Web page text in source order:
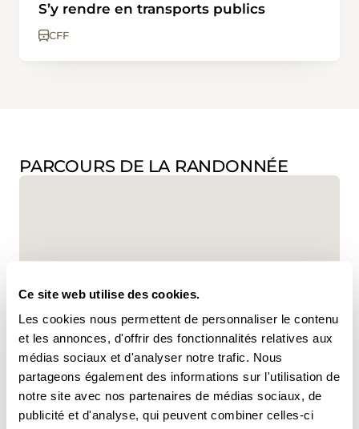
Ce site web utilise des cookies.
Les cookies nous permettent de personnaliser le contenu
et les annonces, d'offrir des fonctionnalités relatives aux
médias sociaux et d'analyser notre trafic. Nous
partageons également des informations sur l'utilisation de
notre site avec nos partenaires de médias sociaux, de
publicité et d'analyse, qui peuvent combiner celles-ci
S’y rendre en transports publics
CFF
PARCOURS DE LA RANDONNÉE
www.suisse-rando.ch